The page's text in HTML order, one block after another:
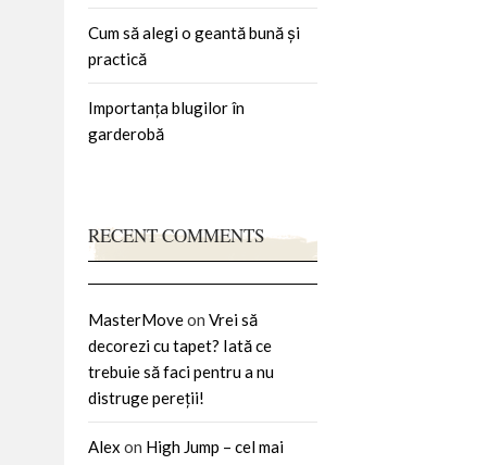
Cum să alegi o geantă bună și
practică
Importanța blugilor în
garderobă
RECENT COMMENTS
MasterMoveon Vrei să
decorezi cu tapet? Iată ce
trebuie să faci pentru a nu
distruge pereții!
Alex on High Jump – cel mai